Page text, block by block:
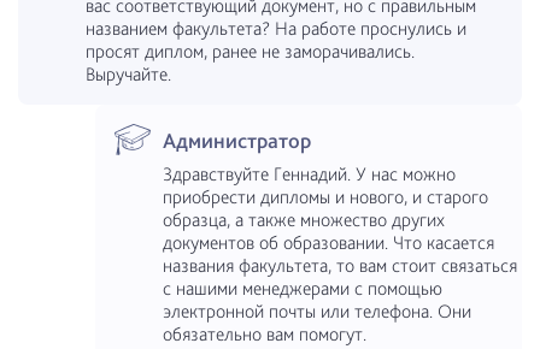
вас соответствующий документ, но с правильным
названием факультета? На работе проснулись и
просят диплом, ранее не заморачивались.
Выручайте.
Администратор
Здравствуйте Геннадий. У нас можно
приобрести дипломы и нового, и старого
образца, а также множество других
документов об образовании. Что касается
названия факультета, то вам стоит связаться
с нашими менеджерами с помощью
электронной почты или телефона. Они
обязательно вам помогут.